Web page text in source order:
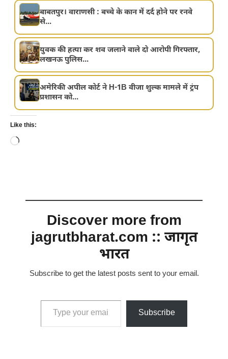
बाबतपुर। वाराणसी : बच्चे के कान में दर्द होने पर रनवे
से...
युवक की हत्या कर शव जलाने वाले दो आरोपी गिरफ्तार,
लखनऊ पुलिस...
अमेरिकी अपील कोर्ट ने H-1B वीजा शुल्क मामले में ट्रंप
प्रशासन को...
Like this:
Loading…
Discover more from
jagrutbharat.com :: जागृत
भारत
Subscribe to get the latest posts sent to your email.
Type your email…
Subscribe